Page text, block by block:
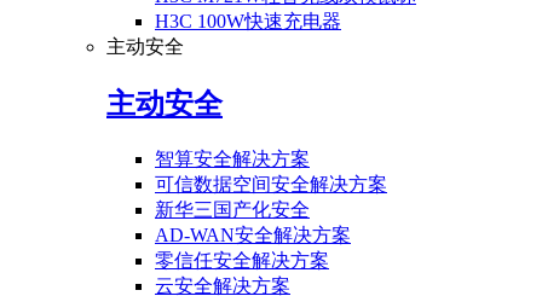
H3C 100W快速充电器
主动安全
主动安全
智算安全解决方案
可信数据空间安全解决方案
新华三国产化安全
AD-WAN安全解决方案
零信任安全解决方案
云安全解决方案